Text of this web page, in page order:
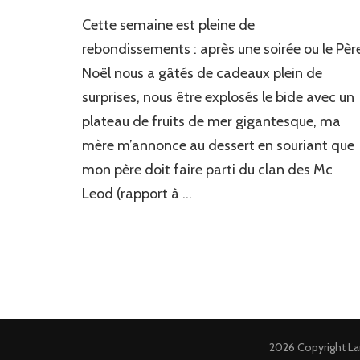
Cette semaine est pleine de
rebondissements : après une soirée ou le
Noël nous a gâtés de cadeaux plein de
surprises, nous être explosés le bide avec un
plateau de fruits de mer gigantesque, ma
mère m’annonce au dessert en souriant que
mon père doit faire parti du clan des Mc
Leod (rapport à …
2026 Copyright